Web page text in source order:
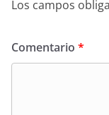
Los campos
Comentario *